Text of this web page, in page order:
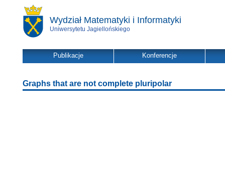
Wydział Matematyki i Informatyki
Uniwersytetu Jagiellońskiego
Publikacje Konferencje
Graphs that are not complete pluripolar